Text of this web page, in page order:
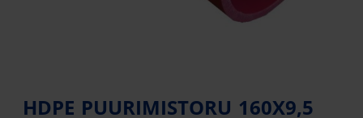
HDPE PUURIMISTORU 160X9,5